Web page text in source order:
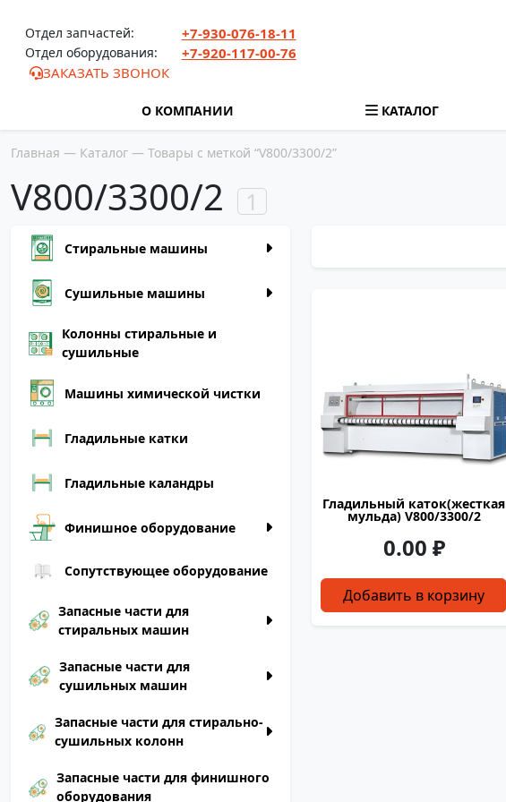
Отдел запчастей: +7-930-076-18-11
Отдел оборудования:
+7-920-117-00-76
ЗАКАЗАТЬ ЗВОНОК
О КОМПАНИИ КАТАЛОГ
Главная — Каталог — Товары с меткой “V800/3300/2”
V800/3300/2 1
Стиральные машины
Сушильные машины
Колонны стиральные и
сушильные
Машины химической чистки
Гладильные катки
Гладильные каландры
Финишное оборудование
Сопутствующее оборудование
Запасные части для
стиральных машин
Запасные части для
сушильных машин
Запасные части для стирально-
сушильных колонн
Запасные части для финишного
оборудования
16
800
Гладильный каток(жесткая
мульда) V800/3300/2
0.00 ₽
Добавить в корзину